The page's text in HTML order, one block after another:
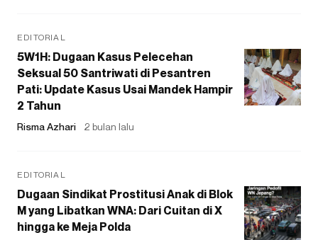
EDITORIAL
5W1H: Dugaan Kasus Pelecehan
Seksual 50 Santriwati di Pesantren
Pati: Update Kasus Usai Mandek Hampir
2 Tahun
Risma Azhari 2 bulan lalu
EDITORIAL
Dugaan Sindikat Prostitusi Anak di Blok
M yang Libatkan WNA: Dari Cuitan di X
hingga ke Meja Polda